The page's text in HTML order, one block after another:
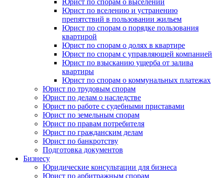
Юрист по спорам о выселении
Юрист по вселению и устранению
препятствий в пользовании жильем
Юрист по спорам о порядке пользования
квартирой
Юрист по спорам о долях в квартире
Юрист по спорам с управляющей компанией
Юрист по взысканию ущерба от залива
квартиры
Юрист по спорам о коммунальных платежах
Юрист по трудовым спорам
Юрист по делам о наследстве
Юрист по работе с судебными приставами
Юрист по земельным спорам
Юрист по правам потребителя
Юрист по гражданским делам
Юрист по банкротству
Подготовка документов
Бизнесу
Юридические консультации для бизнеса
Юрист по арбитражным спорам